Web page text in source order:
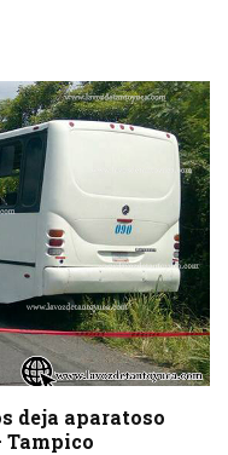
deja aparatoso
Tampico